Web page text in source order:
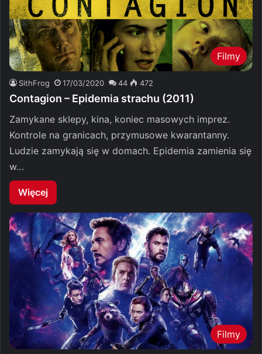
Filmy
SithFrog 17/03/2020 44 472
Contagion – Epidemia strachu (2011)
Zamykane sklepy, kina, koniec masowych imprez.
Kontrole na granicach, przymusowe kwarantanny.
Ludzie zamykają się w domach. Epidemia zamienia się
w…
Więcej
Filmy